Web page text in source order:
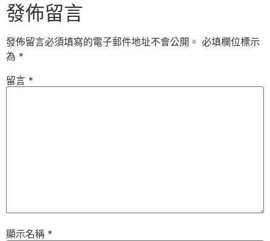
發佈留言
發佈留言必須填寫的電子郵件地址不會公開。 必填欄位標示
為 *
留言 *
顯示名稱 *